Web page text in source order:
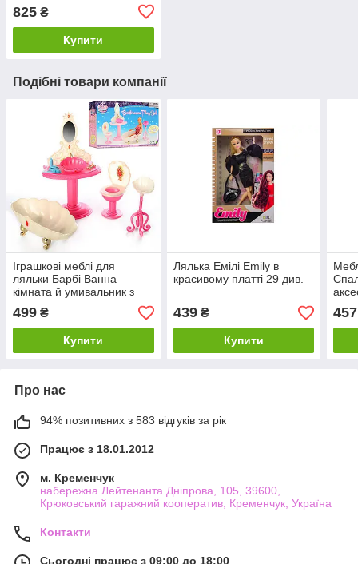
825 ₴
Купити
Подібні товари компанії
Іграшкові меблі для
ляльки Барбі Ванна
кімната й умивальник з
499 ₴
Купити
Лялька Емілі Emily в
красивому платті 29 див.
439₴
Купити
457
Про нас
94% позитивних з 583 відгуків за рік
Працює з 18.01.2012
м. Кременчук
набережна Лейтенанта Дніпрова, 105, 39600,
Крюковський гаражний кооператив, Кременчук, Україна
Контакти
Сьогодні працює з 09:00 до 18:00